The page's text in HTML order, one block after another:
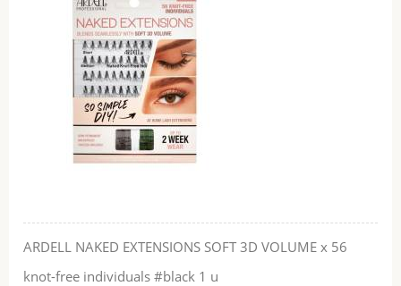
ARDELL NAKED EXTENSIONS SOFT 3D VOLUME x 56
knot-free individuals #black 1 u